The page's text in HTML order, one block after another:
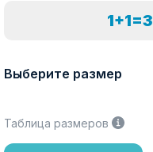
1+1=3
Выберите размер
Таблица размеров